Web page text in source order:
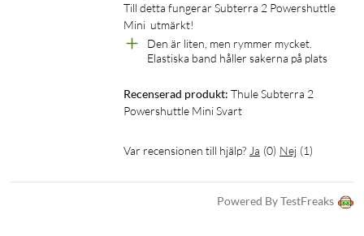
Material: Bluesign-godkänd 800D nylon/polyester
Mått: 115x45x215 mm
Subterra 2 PS Mini teknikfodral
Till detta fungerar Subterra 2 Powershuttle
Den är liten, men rymmer mycket.
Elastiska band håller sakerna på plats
Recenserad produkt: Thule Subterra 2
Powershuttle Mini Svart
Var recensionen till hjälp? Ja (0) Nej (1)
Powered By TestFreaks